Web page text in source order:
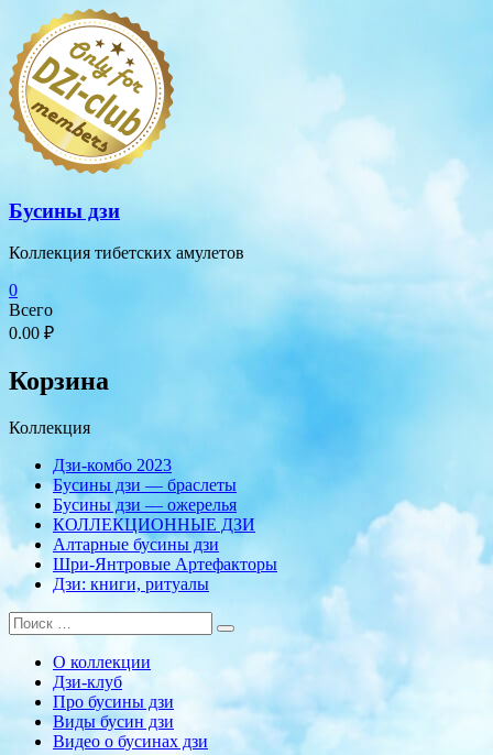
Перейти
содержимому
Бусины дзи
Коллекция тибетских амулетов
0
Всего
0.00 ₽
Корзина
Коллекция
Дзи-комбо 2023
Бусины дзи — браслеты
Бусины дзи — ожерелья
КОЛЛЕКЦИОННЫЕ ДЗИ
Алтарные бусины дзи
Шри-Янтровые Артефакторы
Дзи: книги, ритуалы
О коллекции
Дзи-клуб
Про бусины дзи
Виды бусин дзи
Видео о бусинах дзи